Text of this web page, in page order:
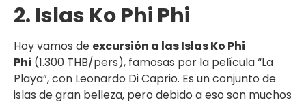
2. Islas Ko Phi Phi
Hoy vamos de excursión a las Islas Ko Phi
Phi (1.300 THB/pers), famosas por la película “La
Playa”, con Leonardo Di Caprio. Es un conjunto de
islas de gran belleza, pero debido a eso son muchos